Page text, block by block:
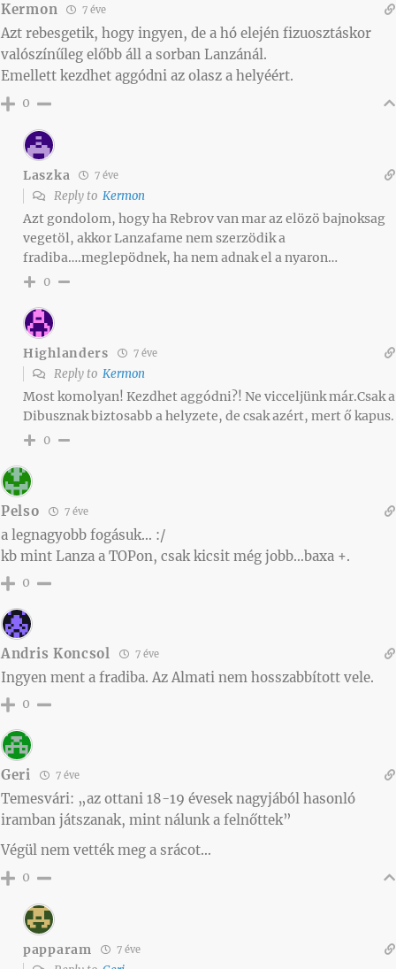
Kermon 7 éve
Azt rebesgetik, hogy ingyen, de a hó elején fizuosztáskor
valószínűleg előbb áll a sorban Lanzánál.
Emellett kezdhet aggódni az olasz a helyéért.
0
Laszka 7 éve
Reply to Kermon
Azt gondolom, hogy ha Rebrov van mar az elözö bajnoksag
vegetöl, akkor Lanzafame nem szerzödik a
fradiba….meglepödnek, ha nem adnak el a nyaron…
0
Highlanders 7 éve
Reply to Kermon
Most komolyan! Kezdhet aggódni?! Ne vicceljünk már.Csak a
Dibusznak biztosabb a helyzete, de csak azért, mert ő kapus.
0
Pelso 7 éve
a legnagyobb fogásuk… :/
kb mint Lanza a TOPon, csak kicsit még jobb…baxa +.
0
Andris Koncsol 7 éve
Ingyen ment a fradiba. Az Almati nem hosszabbított vele.
0
Geri 7 éve
Temesvári: „az ottani 18-19 évesek nagyjából hasonló
iramban játszanak, mint nálunk a felnőttek”
Végül nem vették meg a srácot…
0
papparam 7 éve